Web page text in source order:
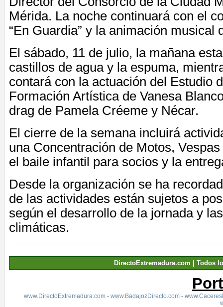
Mérida. La noche continuará con el
“En Guardia” y la animación musical
El sábado, 11 de julio, la mañana
castillos de agua y la espuma,
contará con la actuación del Estudio
Formación Artística de Vanesa
drag de Pamela Créeme y Nécar.
El cierre de la semana incluirá
una Concentración de Motos,
el baile infantil para socios y la
Desde la organización se ha
de las actividades están sujetos a
según el desarrollo de la jornada y
climáticas.
DirectoExtremadura.com | Todos
www.DirectoExtremadura.com- www.BadajozDirecto.com-